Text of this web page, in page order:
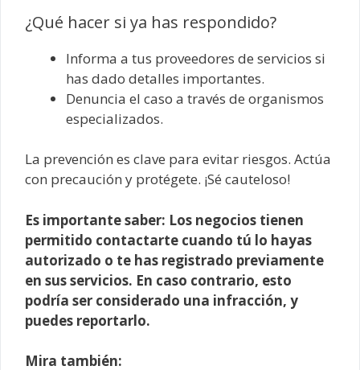
¿Qué hacer si ya has respondido?
Informa a tus proveedores de servicios si
has dado detalles importantes.
Denuncia el caso a través de organismos
especializados.
La prevención es clave para evitar riesgos. Actúa
con precaución y protégete. ¡Sé cauteloso!
Es importante saber: Los negocios tienen
permitido contactarte cuando tú lo hayas
autorizado o te has registrado previamente
en sus servicios. En caso contrario, esto
podría ser considerado una infracción, y
puedes reportarlo.
Mira también: